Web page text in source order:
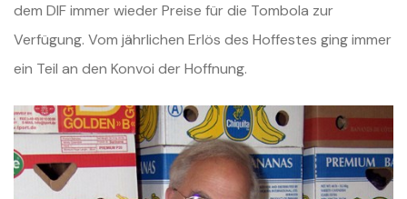
dem DIF immer wieder Preise für die Tombola zur
Verfügung. Vom jährlichen Erlös des Hoffestes ging immer
ein Teil an den Konvoi der Hoffnung.